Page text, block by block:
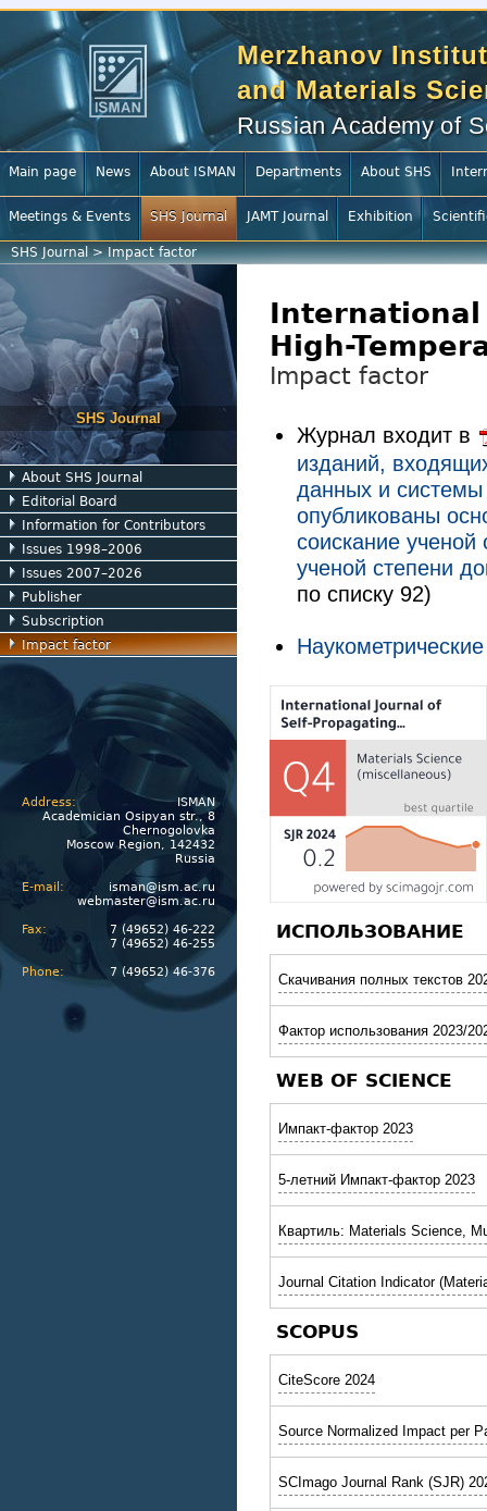
Merzhanov
and Materials
Russian Academy of
Main page News About ISMAN Departments About SHS
Meetings & Events SHS Journal JAMT Journal Exhibition
SHS Journal>Impact factor
SHS Journal
About SHS Journal
Editorial Board
Information for Contributors
Issues 1998–2006
Issues 2007–2026
Publisher
Subscription
Impact factor
Address:
ISMAN
Academician Osipyan str., 8
Chernogolovka
Moscow Region, 142432
Russia
E-mail:
isman@ism.ac.ru
webmaster@ism.ac.ru
Fax:
7 (49652) 46-222
7 (49652) 46-255
Phone:
7 (49652) 46-376
International
High-
Impact factor
Журнал входит в
изданий,
данных и
опубликованы
соискание ученой
ученой степени
по списку 92)
ИСПОЛЬЗОВАНИЕ
Скачивания полных текстов
Фактор использования 2023/
WEB OF SCIENCE
Импакт-фактор 2023
5-летний Импакт-фактор 2023
Квартиль: Materials Science,
Journal Citation Indicator
SCOPUS
CiteScore 2024
Source Normalized Impact per
SCImago Journal Rank (SJR)